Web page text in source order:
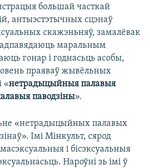
большай часткай
антыэстэтычных сцэнаў
скажэньняў, замалёвак
адпавядаюць маральным
гонар і годнасьць асобы,
праяваў жывёльных
«нетрадыцыйныя палавыя
паводзіны».
«нетрадыцыйных палавых
Імі Мінкульт, сярод
і бісэксуальныя
Нароўні зь імі ў